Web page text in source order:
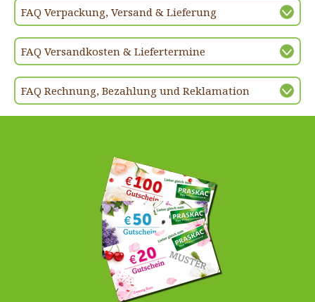
FAQ Verpackung, Versand & Lieferung
FAQ Versandkosten & Liefertermine
FAQ Rechnung, Bezahlung und Reklamation